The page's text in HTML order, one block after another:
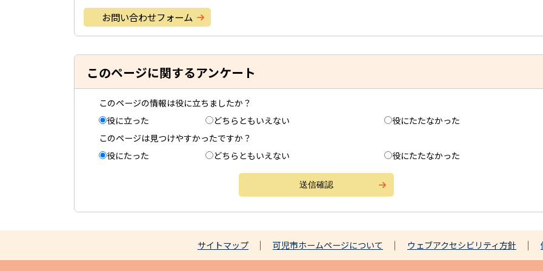
お問い合わせフォーム
このページに関するアンケート
このページの情報は役に立ちましたか？
役に立った
どちらともいえない
役にたたなかった
このページは見つけやすかったですか？
役にたった
どちらともいえない 役にたたなかった
サイトマップ 可児市ホームページについて ウェブアクセシビリティ方針